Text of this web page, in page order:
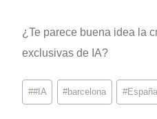
¿Te parece buena idea la
exclusivas de IA?
##IA #barcelona #España